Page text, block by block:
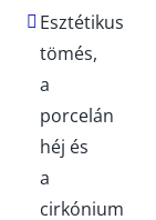
Esztétikus
tömés,
a
porcelán
héj és
a
cirkónium